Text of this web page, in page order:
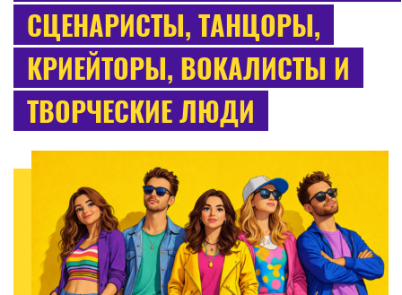
СЦЕНАРИСТЫ, ТАНЦОРЫ,
КРИЕЙТОРЫ, ВОКАЛИСТЫ И
ТВОРЧЕСКИЕ ЛЮДИ